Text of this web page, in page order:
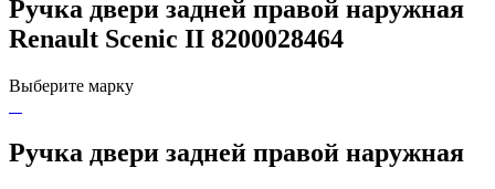
Ручка двери задней правой наружная
Renault Scenic II 8200028464
Выберите марку
Ручка двери задней правой наружная